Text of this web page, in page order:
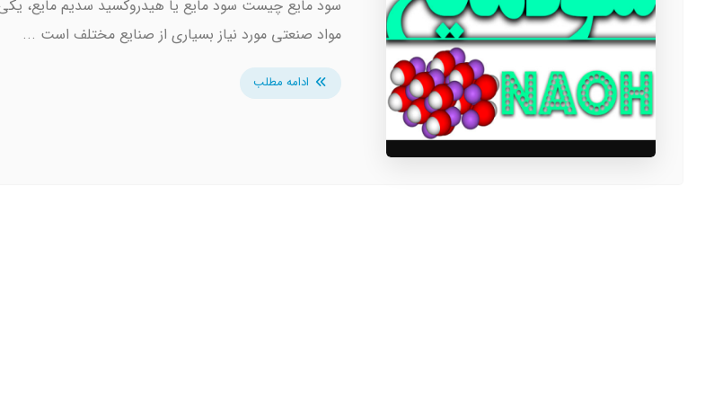
سود مایع چیست سود مایع یا هیدروکسید سدیم مایع،
مواد صنعتی مورد نیاز بسیاری از صنایع مختلف است ...
ادامه مطلب